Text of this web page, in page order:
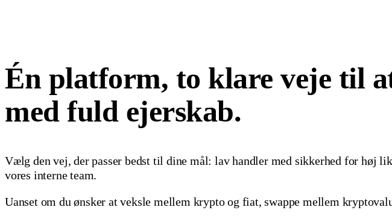
Én platform, to klare veje til
med fuld ejerskab.
Vælg den vej, der passer bedst til dine mål: lav handler med sikkerhed for høj
vores interne team.
Uanset om du ønsker at veksle mellem krypto og fiat, swappe mellem